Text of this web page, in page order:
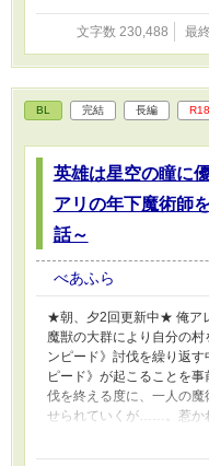
文字数 230,488 最
BL 完結 長編 R18
英雄は星空の瞳に
アリの年下魔術師
話～
べあふら
★朝、夕2回更新中★ 俺ア
魔獣の大群により自分の
ンピード》討伐を繰り返
ピード》が起こることを
伐を終える度に、一人の
せられていくが……。惹か
自分たちの力でたぐり寄
アリ魔術師。ハッピーエ